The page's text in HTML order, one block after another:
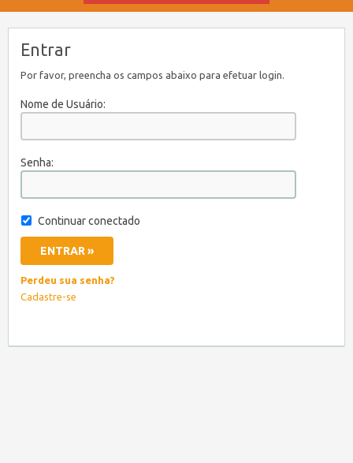
Entrar
Por favor, preencha os campos abaixo para efetuar login.
Nome de Usuário:
Senha:
Continuar conectado
Perdeu sua senha?
Cadastre-se